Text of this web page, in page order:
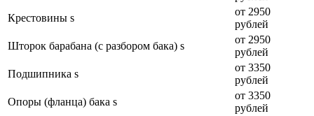
Крестовины s
от 2950
рублей
Шторок барабана (с разбором бака) s
от 2950
рублей
Подшипника s
от 3350
рублей
Опоры (фланца) бака s
от 3350
рублей